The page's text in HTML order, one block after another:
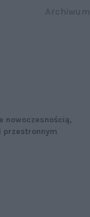
nowoczesnością,
przestronnym